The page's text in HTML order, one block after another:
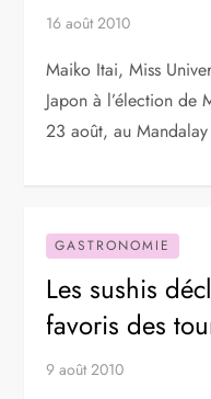
16 août 2010
Maiko Itai, Miss
Japon à l’élection de
23 août, au
GASTRONOMIE
Les sushis
favoris des
9 août 2010